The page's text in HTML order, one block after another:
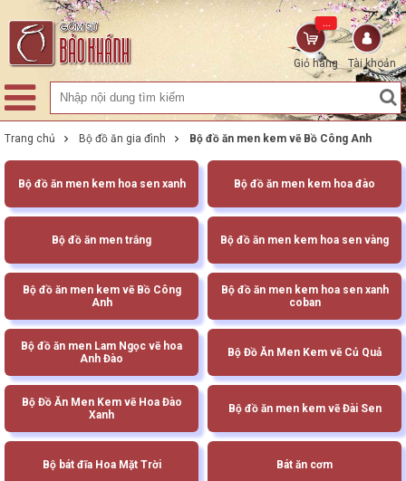
Tài khoản
Giỏ hàng
...
Trang chủ Bộ đồ ăn gia đình Bộ đồ ăn men kem vẽ Bồ Công Anh
Bộ đồ ăn men kem hoa sen xanh Bộ đồ ăn men kem hoa đào
Bộ đồ ăn men trắng Bộ đồ ăn men kem hoa sen vàng
Bộ đồ ăn men kem vẽ Bồ Công
Anh
Bộ đồ ăn men kem hoa sen xanh
coban
Bộ đồ ăn men Lam Ngọc vẽ hoa
Anh Đào
Bộ Đồ Ăn Men Kem vẽ Củ Quả
Bộ Đồ Ăn Men Kem vẽ Hoa Đào
Xanh
Bộ đồ ăn men kem vẽ Đài Sen
Bộ bát đĩa Hoa Mặt Trời Bát ăn cơm